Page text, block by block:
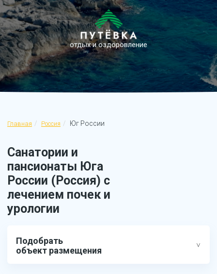
отдых и оздоровление
Главная Россия Юг России
Санатории и
пансионаты Юга
России (Россия) с
лечением почек и
урологии
Подобрать
объект размещения